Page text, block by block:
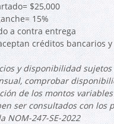
$25,000
15%
a contra entrega
créditos bancarios
y disponibilidad
comprobar
de los montos
ser consultados con los
NOM-247-SE-2022